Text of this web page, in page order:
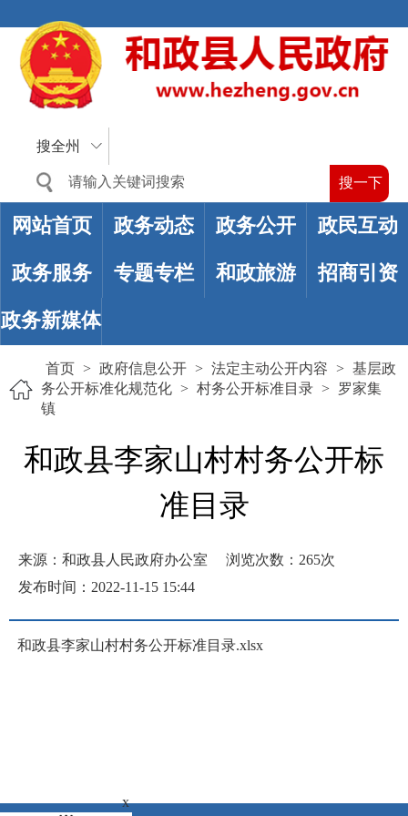
搜全州
网站首页 政务动态 政务公开 政民互动
政务服务 专题专栏 和政旅游 招商引资
政务新媒体
首页 > 政府信息公开 > 法定主动公开内容 > 基层政
务公开标准化规范化 > 村务公开标准目录 > 罗家集
镇
和政县李家山村村务公开标
准目录
来源：和政县人民政府办公室 浏览次数： 265次
发布时间：2022-11-15 15:44
和政县李家山村村务公开标准目录.xlsx
x